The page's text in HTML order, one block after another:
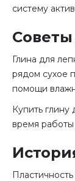
систему
Глина для
рядом сухое
помощи
Купить
время работы